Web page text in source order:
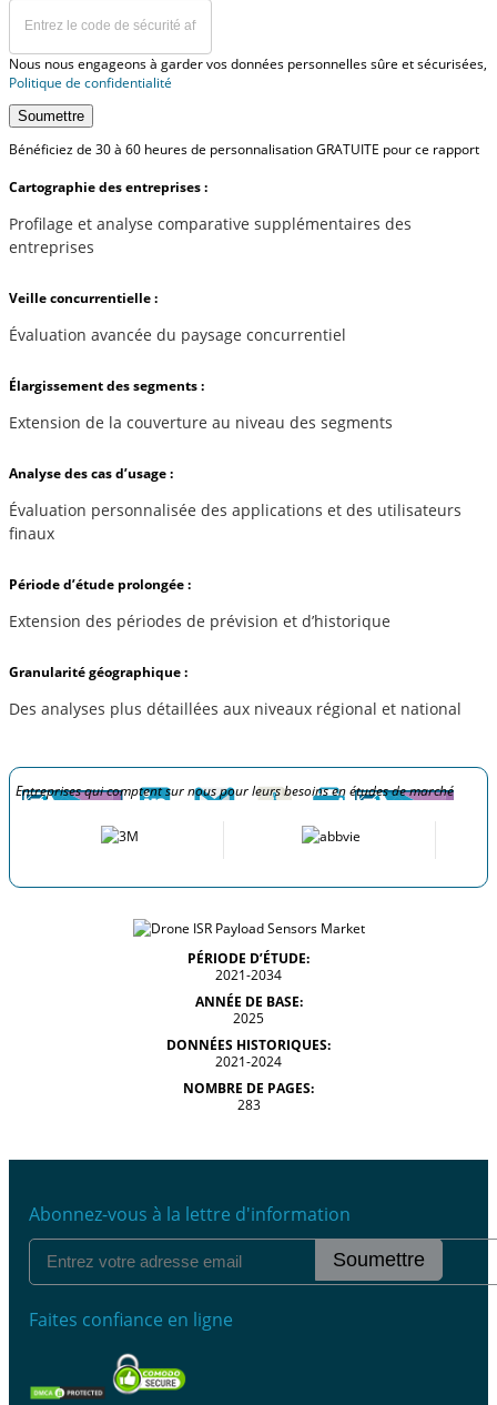
Nous nous engageons à garder vos données personnelles sûre et sécurisées,
Politique de confidentialité
Soumettre
Bénéficiez de 30 à 60 heures de personnalisation GRATUITE pour ce rapport
Cartographie des entreprises :
Profilage et analyse comparative supplémentaires des
entreprises
Veille concurrentielle :
Évaluation avancée du paysage concurrentiel
Élargissement des segments :
Extension de la couverture au niveau des segments
Analyse des cas d’usage :
Évaluation personnalisée des applications et des utilisateurs
finaux
Période d’étude prolongée :
Extension des périodes de prévision et d’historique
Granularité géographique :
Des analyses plus détaillées aux niveaux régional et national
Entreprises qui comptent sur nous pour leurs besoins en études de marché
PÉRIODE D’ÉTUDE:
2021-2034
ANNÉE DE BASE:
2025
DONNÉES HISTORIQUES:
2021-2024
NOMBRE DE PAGES:
283
Abonnez-vous à la lettre d'information
Soumettre
Faites confiance en ligne